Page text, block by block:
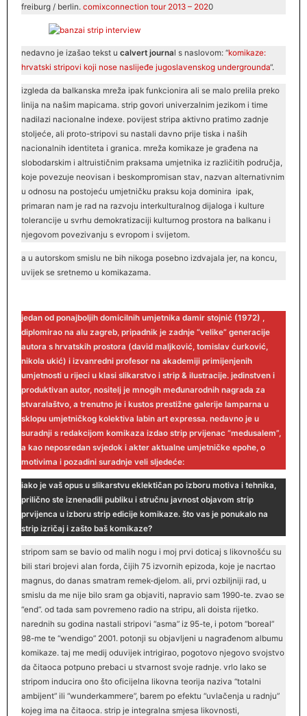
freiburg / berlin. comixconnection tour 2013 – 2020
nedavno je izašao tekst u calvert journal s naslovom: “komikaze:
hrvatski stripovi koji nose naslijeđe jugoslavenskog undergrounda“.
izgleda da balkanska mreža ipak funkcionira ali se malo prelila preko
linija na našim mapicama. strip govori univerzalnim jezikom i time
nadilazi nacionalne indexe. povijest stripa aktivno pratimo zadnje
stoljeće, ali proto-stripovi su nastali davno prije tiska i naših
nacionalnih identiteta i granica. mreža komikaze je građena na
slobodarskim i altruističnim praksama umjetnika iz različitih područja,
koje povezuje neovisan i beskompromisan stav, nazvan alternativnim
u odnosu na postojeću umjetničku praksu koja dominira ipak,
primaran nam je rad na razvoju interkulturalnog dijaloga i kulture
tolerancije u svrhu demokratizaciji kulturnog prostora na balkanu i
njegovom povezivanju s evropom i svijetom.
a u autorskom smislu ne bih nikoga posebno izdvajala jer, na koncu,
uvijek se sretnemo u komikazama.
jedan od ponajboljih domicilnih umjetnika damir stojnić (1972) ,
diplomirao na alu zagreb, pripadnik je zadnje “velike” generacije
autora s hrvatskih prostora (david maljković, tomislav ćurković,
nikola ukić) i izvanredni profesor na akademiji primijenjenih
umjetnosti u rijeci u klasi slikarstvo i strip & ilustracije. jedinstven i
produktivan autor, nositelj je mnogih međunarodnih nagrada za
stvaralaštvo, a trenutno je i kustos prestižne galerije lamparna u
sklopu umjetničkog kolektiva labin art expressa. nedavno je u
suradnji s redakcijom komikaza izdao strip prvijenac “medusalem”,
a kao neposredan svjedok i akter aktualne umjetničke epohe, o
motivima i pozadini suradnje veli sljedeće:
iako je vaš opus u slikarstvu eklektičan po izboru motiva i tehnika,
prilično ste iznenadili publiku i stručnu javnost objavom strip
prvijenca u izboru strip edicije komikaze. što vas je ponukalo na
strip izričaj i zašto baš komikaze?
stripom sam se bavio od malih nogu i moj prvi doticaj s likovnošću su
bili stari brojevi alan forda, čijih 75 izvornih epizoda, koje je nacrtao
magnus, do danas smatram remek-djelom. ali, prvi ozbiljniji rad, u
smislu da me nije bilo sram ga objaviti, napravio sam 1990-te. zvao se
“end”. od tada sam povremeno radio na stripu, ali doista rijetko.
narednih su godina nastali stripovi “asma” iz 95-te, i potom “boreal”
98-me te “wendigo” 2001. potonji su objavljeni u nagrađenom albumu
komikaze. taj me medij oduvijek intrigirao, pogotovo njegovo svojstvo
da čitaoca potpuno prebaci u stvarnost svoje radnje. vrlo lako se
stripom inducira ono što oficijelna likovna teorija naziva “totalni
ambijent” ili “wunderkammere”, barem po efektu “uvlačenja u radnju”
kojeg ima na čitaoca. strip je integralna smjesa likovnosti,